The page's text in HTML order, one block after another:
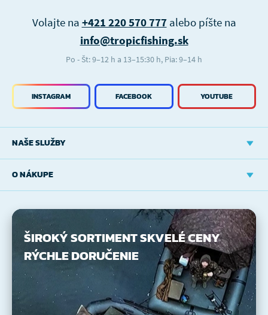
NAŠE SLUŽBY
O NÁKUPE
INSTAGRAM FACEBOOK YOUTUBE
Volajte na +421 220 570 777alebo píšte na
info@tropicfishing.sk
Po - Št: 9–12 h a 13–15:30 h, Pia: 9–14 h
ŠIROKÝ SORTIMENTSKVELÉ CENY
RÝCHLE DORUČENIE